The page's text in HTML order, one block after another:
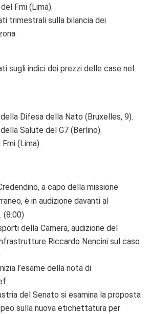
Fmi (Lima).
trimestrali sulla bilancia dei
sugli indici dei prezzi delle case nel
Difesa della Nato (Bruxelles, 9).
Salute del G7 (Berlino).
(Lima).
a capo della missione
è in audizione davanti al
(8:00)
della Camera, audizione del
Riccardo Nencini sul caso
l’esame della nota di
del Senato si esamina la proposta
sulla nuova etichettatura per